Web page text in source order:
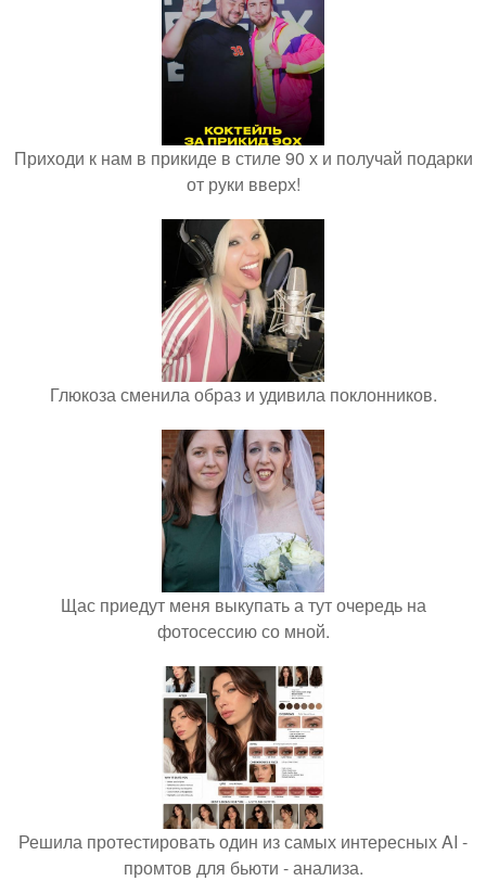
Приходи к нам в прикиде в стиле 90 х и получай подарки
от руки вверх!
Глюкоза сменила образ и удивила поклонников.
Щас приедут меня выкупать а тут очередь на
фотосессию со мной.
Решила протестировать один из самых интересных AI -
промтов для бьюти - анализа.